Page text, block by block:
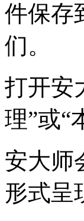
件保存
们。
打开安
理”或“
安大师
形式呈